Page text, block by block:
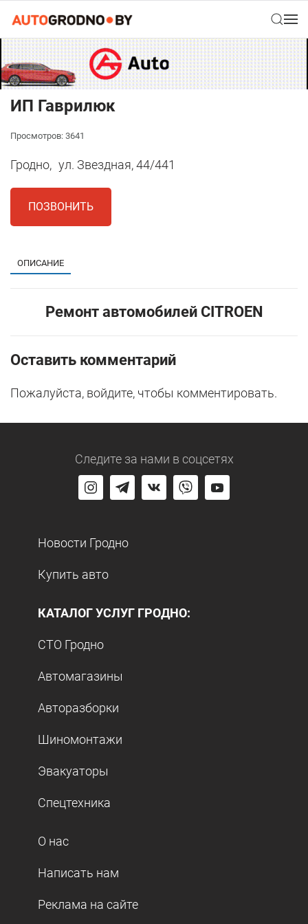
ИП Гаврилюк
Просмотров: 3641
Гродно, ул. Звездная, 44/441
ПОЗВОНИТЬ
ОПИСАНИЕ
Ремонт автомобилей CITROEN
Оставить комментарий
Пожалуйста, войдите, чтобы комментировать.
Следите за нами в соцсетях
Новости Гродно
Купить авто
КАТАЛОГ УСЛУГ ГРОДНО:
СТО Гродно
Автомагазины
Авторазборки
Шиномонтажи
Эвакуаторы
Спецтехника
О нас
Написать нам
Реклама на сайте